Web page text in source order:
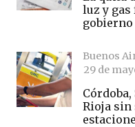
luz y
gobierno
Buenos
29 de
Córdoba,
Rioja sin